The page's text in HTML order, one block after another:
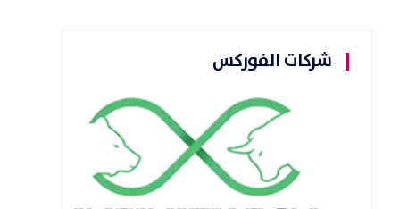
شركات الفوركس